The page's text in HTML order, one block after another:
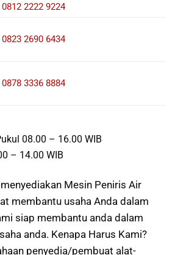
0812 2222 9224
0823 2690 6434
0878 3336 8884
08.00 – 16.00 WIB
– 14.00 WIB
menyediakan Mesin Peniris Air
membantu usaha Anda dalam
siap membantu anda dalam
anda. Kenapa Harus Kami?
penyedia/pembuat alat-